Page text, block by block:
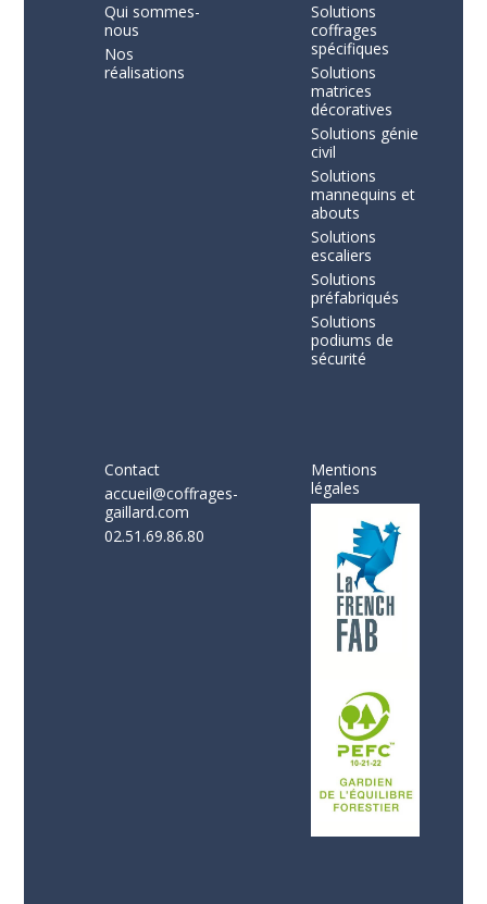
Qui sommes-
nous
Nos
réalisations
Solutions
coffrages
spécifiques
Solutions
matrices
décoratives
Solutions génie
civil
Solutions
mannequins et
abouts
Solutions
escaliers
Solutions
préfabriqués
Solutions
podiums de
sécurité
Contact
accueil@coffrages-
gaillard.com
02.51.69.86.80
Mentions
légales